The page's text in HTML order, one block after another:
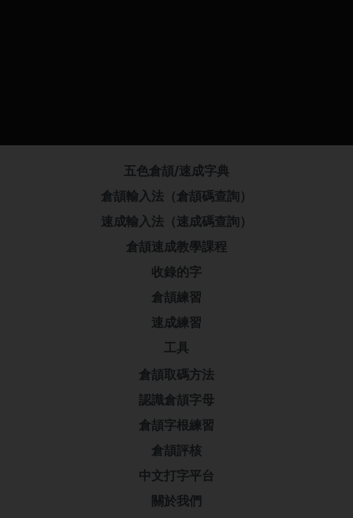
五色倉頡/速成字典
倉頡輸入法（倉頡碼查詢）
速成輸入法（速成碼查詢）
倉頡速成教學課程
收錄的字
倉頡練習
速成練習
工具
倉頡取碼方法
認識倉頡字母
倉頡字根練習
倉頡評核
中文打字平台
關於我們